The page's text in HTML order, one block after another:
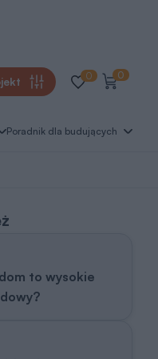
0 0
Poradnik dla budujących
to wysokie